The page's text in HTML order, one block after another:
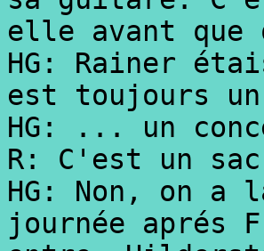
elle avant que
HG: Rainer
est toujours
HG: ... un
R: C'est un
HG: Non, on a
journée